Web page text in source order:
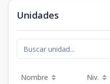
Unidades
Nombre Niv.